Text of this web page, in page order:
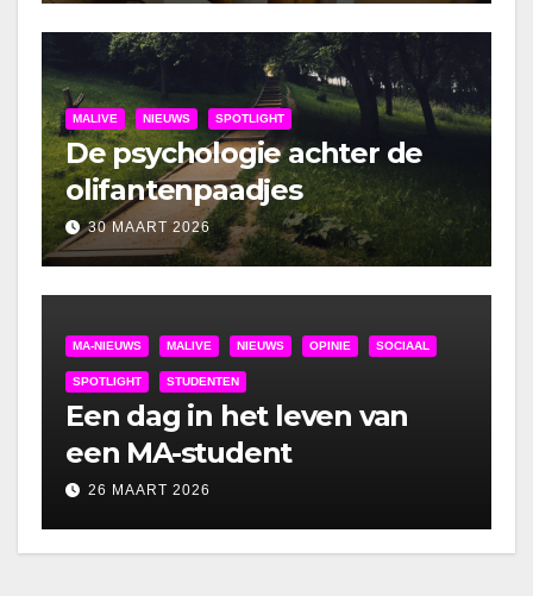
MALIVE NIEUWS SPOTLIGHT
De psychologie achter de
olifantenpaadjes
30 MAART 2026
MA-NIEUWS MALIVE NIEUWS OPINIE SOCIAAL
SPOTLIGHT STUDENTEN
Een dag in het leven van
een MA-student
26 MAART 2026